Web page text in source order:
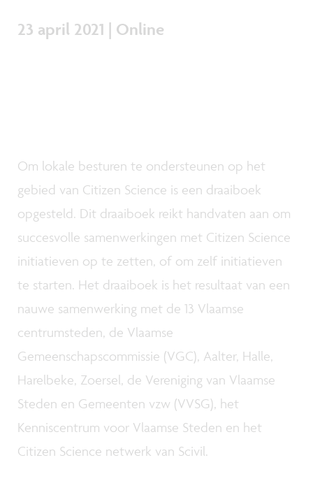
23 april 2021 | Online
Om lokale besturen te ondersteunen op het
gebied van Citizen Science is een draaiboek
opgesteld. Dit draaiboek reikt handvaten aan om
succesvolle samenwerkingen met Citizen Science
initiatieven op te zetten, of om zelf initiatieven
te starten. Het draaiboek is het resultaat van een
nauwe samenwerking met de 13 Vlaamse
centrumsteden, de Vlaamse
Gemeenschapscommissie (VGC), Aalter, Halle,
Harelbeke, Zoersel, de Vereniging van Vlaamse
Steden en Gemeenten vzw (VVSG), het
Kenniscentrum voor Vlaamse Steden en het
Citizen Science netwerk van Scivil.